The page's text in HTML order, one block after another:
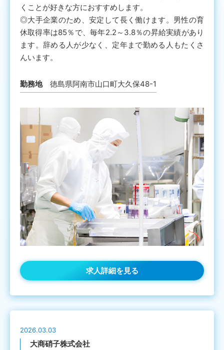
くことが好きな方におすすめします。
◎大手企業のため、安定して長く働けます。男性の育
休取得率は85％で、毎年2.2～3.8％の昇給実績があり
ます。辞める人が少なく、定年まで勤める人もたくさ
んいます。
勤務地 徳島県阿南市山口町大久保48-1
求人詳細を見る
2026.03.03
大商硝子株式会社